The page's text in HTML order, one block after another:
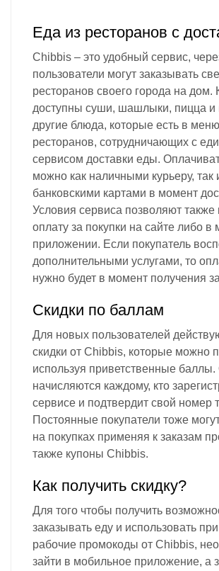
Еда из ресторанов с
Chibbis – это удобный сервис,
пользователи могут заказывать
ресторанов своего города на дом.
доступны суши, шашлыки, пицца и
другие блюда, которые есть в меню
ресторанов, сотрудничающих с
сервисом доставки еды.
можно как наличными курьеру, так
банковскими картами в момент
Условия сервиса позволяют также
оплату за покупки на сайте либо в
приложении. Если покупатель
дополнительными услугами, то
нужно будет в момент получения
Скидки по баллам
Для новых пользователей
скидки от Chibbis, которые можно
используя приветственные
начисляются каждому, кто
сервисе и подтвердит свой номер
Постоянные покупатели тоже
на покупках применяя к заказам
также купоны Chibbis.
Как получить скидку?
Для того чтобы получить
заказывать еду и использовать
рабочие промокоды от Chibbis,
зайти в мобильное приложение, а